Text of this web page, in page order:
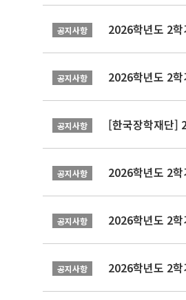
공지사항 2026학년도 2
공지사항 2026학년도 2
공지사항 [한국장학재단]
공지사항 2026학년도 2
공지사항 2026학년도 2
공지사항 2026학년도 2